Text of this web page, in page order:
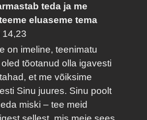
teda ja me
eluaseme tema
14,23
on imeline, teenimatu
tõotanud olla igavesti
et me võiksime
Sinu juures. Sinu poolt
miski – tee meid